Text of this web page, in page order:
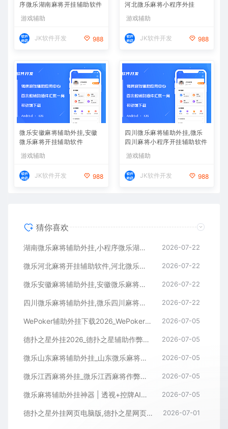
序微乐湖南麻将开挂辅助软件
游戏辅助
JK软件开发 988
河北微乐麻将小程序外挂
游戏辅助
JK软件开发 988
微乐安徽麻将辅助外挂,安徽
微乐麻将开挂辅助软件
游戏辅助
JK软件开发 988
四川微乐麻将辅助外挂,微乐
四川麻将小程序开挂辅助软件
游戏辅助
JK软件开发 988
猜你喜欢
湖南微乐麻将辅助外挂,小程序微乐湖南麻将开挂辅助软件 2026-07-22
微乐河北麻将开挂辅助软件,河北微乐麻将小程序外挂 2026-07-22
微乐安徽麻将辅助外挂,安徽微乐麻将开挂辅助软件 2026-07-22
四川微乐麻将辅助外挂,微乐四川麻将小程序开挂辅助软件 2026-07-22
WePoker辅助外挂下载2026_WePoker微扑克透视作弊软件 2026-07-05
德扑之星外挂2026_德扑之星辅助作弊软件_德扑之星透视器下载 2026-07-05
微乐山东麻将辅助外挂_山东微乐麻将作弊软件透视下载 2026-07-05
微乐江西麻将外挂_微乐江西麻将作弊辅助软件 2026-07-05
微乐麻将辅助外挂神器 | 透视+控牌AI智能辅助，轻松连胜全场！ 2026-07-05
德扑之星外挂网页电脑版,德扑之星网页版透视辅助器 2026-07-01